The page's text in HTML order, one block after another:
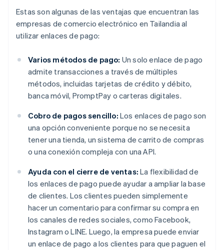
Estas son algunas de las ventajas que encuentran las
empresas de comercio electrónico en Tailandia al
utilizar enlaces de pago:
Varios métodos de pago: Un solo enlace de pago
admite transacciones a través de múltiples
métodos, incluidas tarjetas de crédito y débito,
banca móvil, PromptPay o carteras digitales.
Cobro de pagos sencillo: Los enlaces de pago son
una opción conveniente porque no se necesita
tener una tienda, un sistema de carrito de compras
o una conexión compleja con una API.
Ayuda con el cierre de ventas: La flexibilidad de
los enlaces de pago puede ayudar a ampliar la base
de clientes. Los clientes pueden simplemente
hacer un comentario para confirmar su compra en
los canales de redes sociales, como Facebook,
Instagram o LINE. Luego, la empresa puede enviar
un enlace de pago a los clientes para que paguen el